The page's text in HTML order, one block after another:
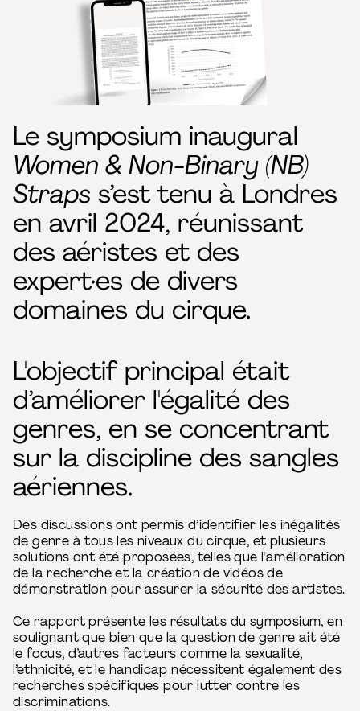
Le symposium inaugural
Women & Non-Binary (NB)
Straps s’est tenu à Londres
en avril 2024, réunissant
des aéristes et des
expert·es de divers
domaines du cirque.
L'objectif principal était
d’améliorer l'égalité des
genres, en se concentrant
sur la discipline des sangles
aériennes.
Des discussions ont permis d’identifier les inégalités
de genre à tous les niveaux du cirque, et plusieurs
solutions ont été proposées, telles que l'amélioration
de la recherche et la création de vidéos de
démonstration pour assurer la sécurité des artistes.
Ce rapport présente les résultats du symposium, en
soulignant que bien que la question de genre ait été
le focus, d’autres facteurs comme la sexualité,
l’ethnicité, et le handicap nécessitent également des
recherches spécifiques pour lutter contre les
discriminations.